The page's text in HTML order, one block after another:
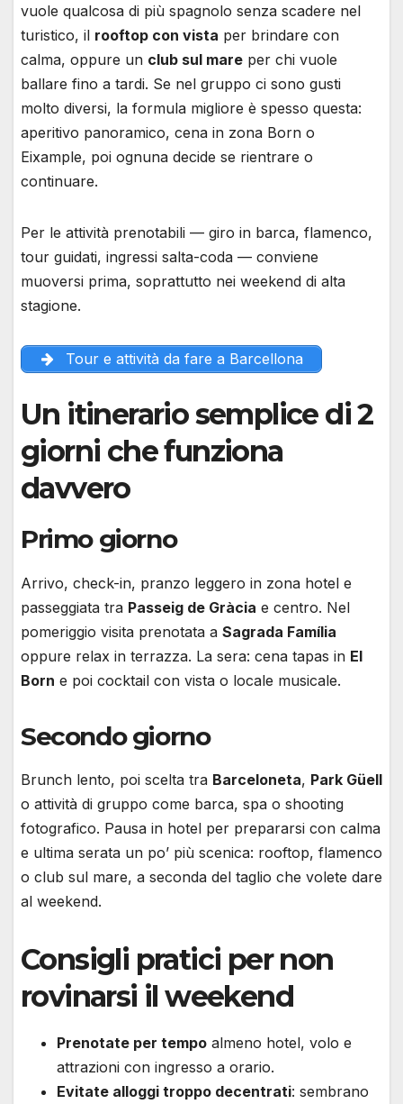
vuole qualcosa di più spagnolo senza scadere nel
turistico, il rooftop con vista per brindare con
calma, oppure un club sul mare per chi vuole
ballare fino a tardi. Se nel gruppo ci sono gusti
molto diversi, la formula migliore è spesso questa:
aperitivo panoramico, cena in zona Born o
Eixample, poi ognuna decide se rientrare o
continuare.
Per le attività prenotabili — giro in barca, flamenco,
tour guidati, ingressi salta-coda — conviene
muoversi prima, soprattutto nei weekend di alta
stagione.
Tour e attività da fare a Barcellona
Un itinerario semplice di 2
giorni che funziona
davvero
Primo giorno
Arrivo, check-in, pranzo leggero in zona hotel e
passeggiata tra Passeig de Gràcia e centro. Nel
pomeriggio visita prenotata a Sagrada Família
oppure relax in terrazza. La sera: cena tapas in El
Born e poi cocktail con vista o locale musicale.
Secondo giorno
Brunch lento, poi scelta tra Barceloneta, Park Güell
o attività di gruppo come barca, spa o shooting
fotografico. Pausa in hotel per prepararsi con calma
e ultima serata un po’ più scenica: rooftop, flamenco
o club sul mare, a seconda del taglio che volete dare
al weekend.
Consigli pratici per non
rovinarsi il weekend
Prenotate per tempo almeno hotel, volo e
attrazioni con ingresso a orario.
Evitate alloggi troppo decentrati: sembrano